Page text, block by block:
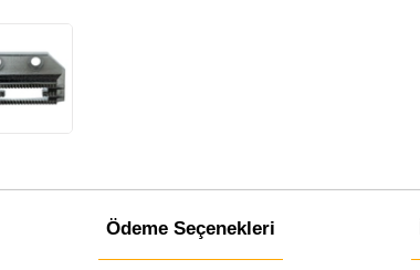
Ödeme Seçenekleri